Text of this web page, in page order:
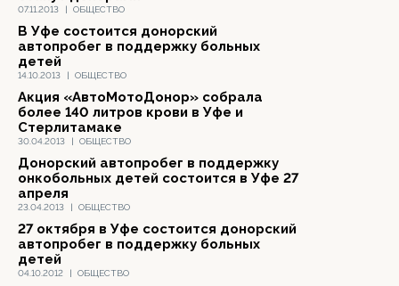
07.11.2013 | ОБЩЕСТВО
14.10.2013 | ОБЩЕСТВО
В Уфе состоится донорский
автопробег в поддержку больных
детей
30.04.2013 | ОБЩЕСТВО
Акция «АвтоМотоДонор» собрала
более 140 литров крови в Уфе и
Стерлитамаке
23.04.2013 | ОБЩЕСТВО
Донорский автопробег в поддержку
онкобольных детей состоится в Уфе 27
апреля
04.10.2012 | ОБЩЕСТВО
27 октября в Уфе состоится донорский
автопробег в поддержку больных
детей